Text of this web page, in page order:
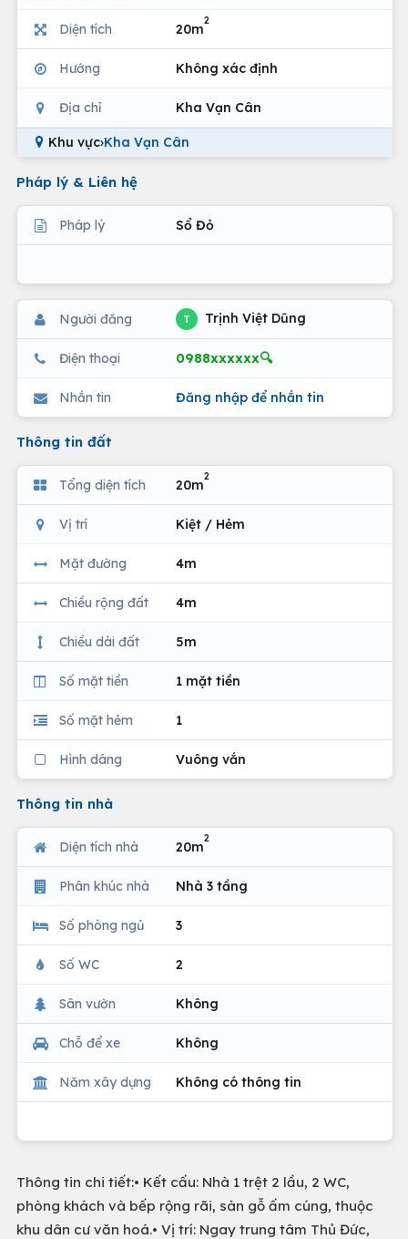
Diện tích 20m
2
Hướng Không xác định
Địa chỉ Kha Vạn Cân
Khu vực›Kha Vạn Cân
Pháp lý & Liên hệ
Pháp lý Sổ Đỏ
Người đăng T Trịnh Việt Dũng
Điện thoại 0988xxxxxx🔍
Nhắn tin Đăng nhập để nhắn tin
Thông tin đất
Tổng diện tích 20m
2
Vị trí Kiệt / Hẻm
Mặt đường 4m
Chiều rộng đất 4m
Chiều dài đất 5m
Số mặt tiền 1 mặt tiền
Số mặt hẻm 1
Hình dáng Vuông vắn
Thông tin nhà
Diện tích nhà 20m
2
Phân khúc nhà Nhà 3 tầng
Số phòng ngủ 3
Số WC 2
Sân vườn Không
Chỗ để xe Không
Năm xây dựng Không có thông tin
Thông tin chi tiết:• Kết cấu: Nhà 1 trệt 2 lầu, 2 WC,
phòng khách và bếp rộng rãi, sàn gỗ ấm cúng, thuộc
khu dân cư văn hoá.• Vị trí: Ngay trung tâm Thủ Đức,